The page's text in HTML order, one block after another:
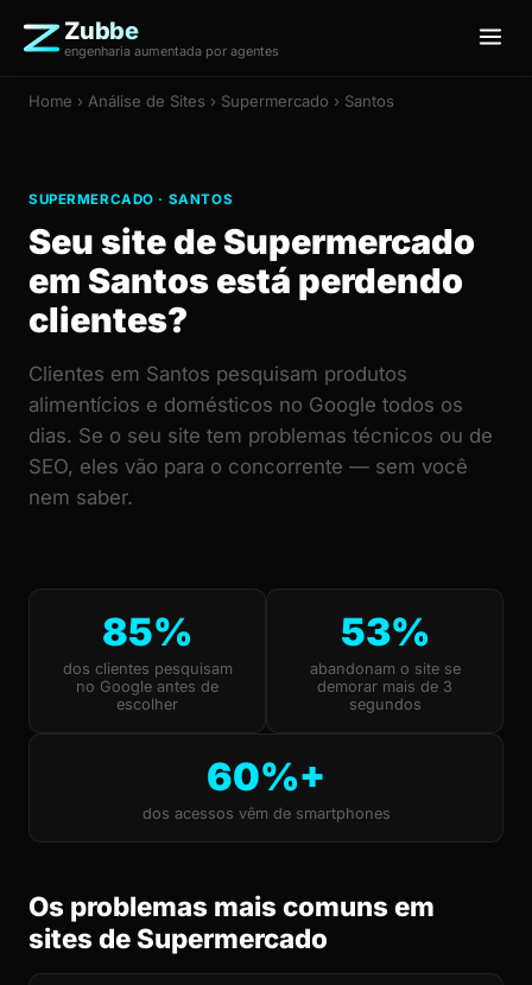
Zubbe
engenharia aumentada por agentes
Home › Análise de Sites › Supermercado › Santos
SUPERMERCADO · SANTOS
Seu site de Supermercado
em Santos está perdendo
clientes?
Clientes em Santos pesquisam produtos
alimentícios e domésticos no Google todos os
dias. Se o seu site tem problemas técnicos ou de
SEO, eles vão para o concorrente — sem você
nem saber.
85%
dos clientes pesquisam
no Google antes de
escolher
53%
abandonam o site se
demorar mais de 3
segundos
60%+
dos acessos vêm de smartphones
Os problemas mais comuns em
sites de Supermercado